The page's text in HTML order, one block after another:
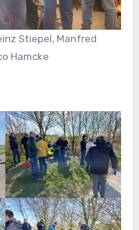
Stiepel, Manfred
Hamcke